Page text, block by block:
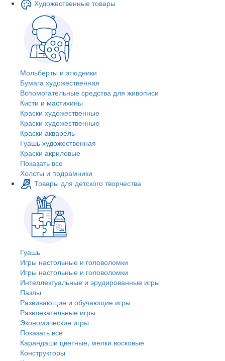
Художественные товары
Мольберты и этюдники
Бумага художественная
Вспомогательные средства для живописи
Кисти и мастихины
Краски художественные
Краски художественные
Краски акварель
Гуашь художественная
Краски акриловые
Показать все
Холсты и подрамники
Товары для детского творчества
Гуашь
Игры настольные и головоломки
Игры настольные и головоломки
Интеллектуальные и эрудированные игры
Пазлы
Развивающие и обучающие игры
Развлекательные игры
Экономические игры
Показать все
Карандаши цветные, мелки восковые
Конструкторы